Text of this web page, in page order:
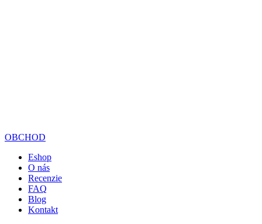
OBCHOD
Eshop
O nás
Recenzie
FAQ
Blog
Kontakt